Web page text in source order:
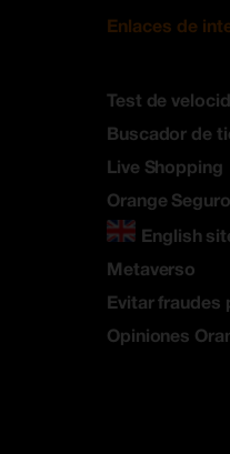
Enlaces de
Test de
Buscador de
Live Shopping
Orange
English
Metaverso
Evitar fraudes
Opiniones